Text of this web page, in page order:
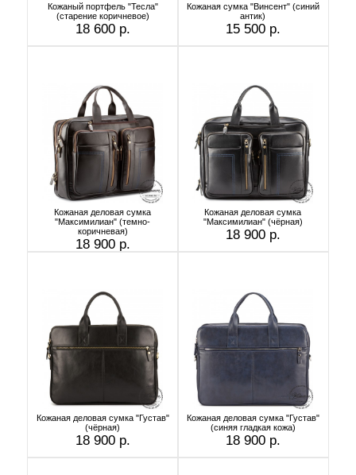
Кожаный портфель "Тесла"
(старение коричневое)
18 600 р.
Кожаная сумка "Винсент" (синий
антик)
15 500 р.
Кожаная деловая сумка
"Максимилиан" (темно-
коричневая)
18 900 р.
Кожаная деловая сумка
"Максимилиан" (чёрная)
18 900 р.
Кожаная деловая сумка "Густав"
(чёрная)
18 900 р.
Кожаная деловая сумка "Густав"
(синяя гладкая кожа)
18 900 р.